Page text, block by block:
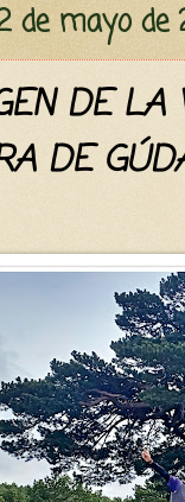
de mayo de
DE LA
DE